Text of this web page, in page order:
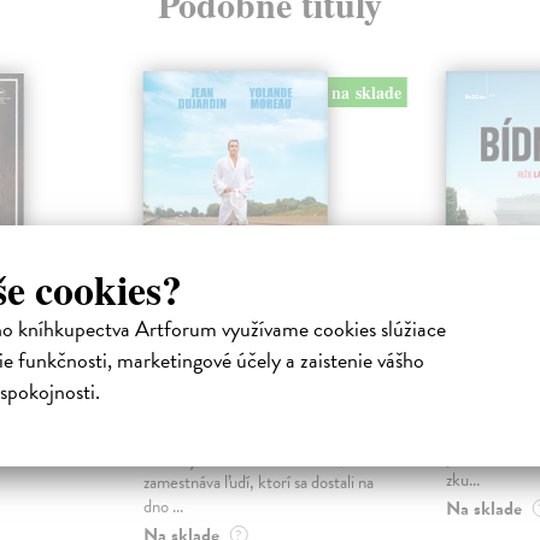
cookies?
kníhkupectva Artforum využívame cookies slúžiace
funkčnosti, marketingové účely a zaistenie vášho
na sklade
Je mi fajn, s.r.o. -
DVD
zamestnáva ľudí, ktorí sa dostali na
dno ...
?
Stéphane
zku...
Na sklade